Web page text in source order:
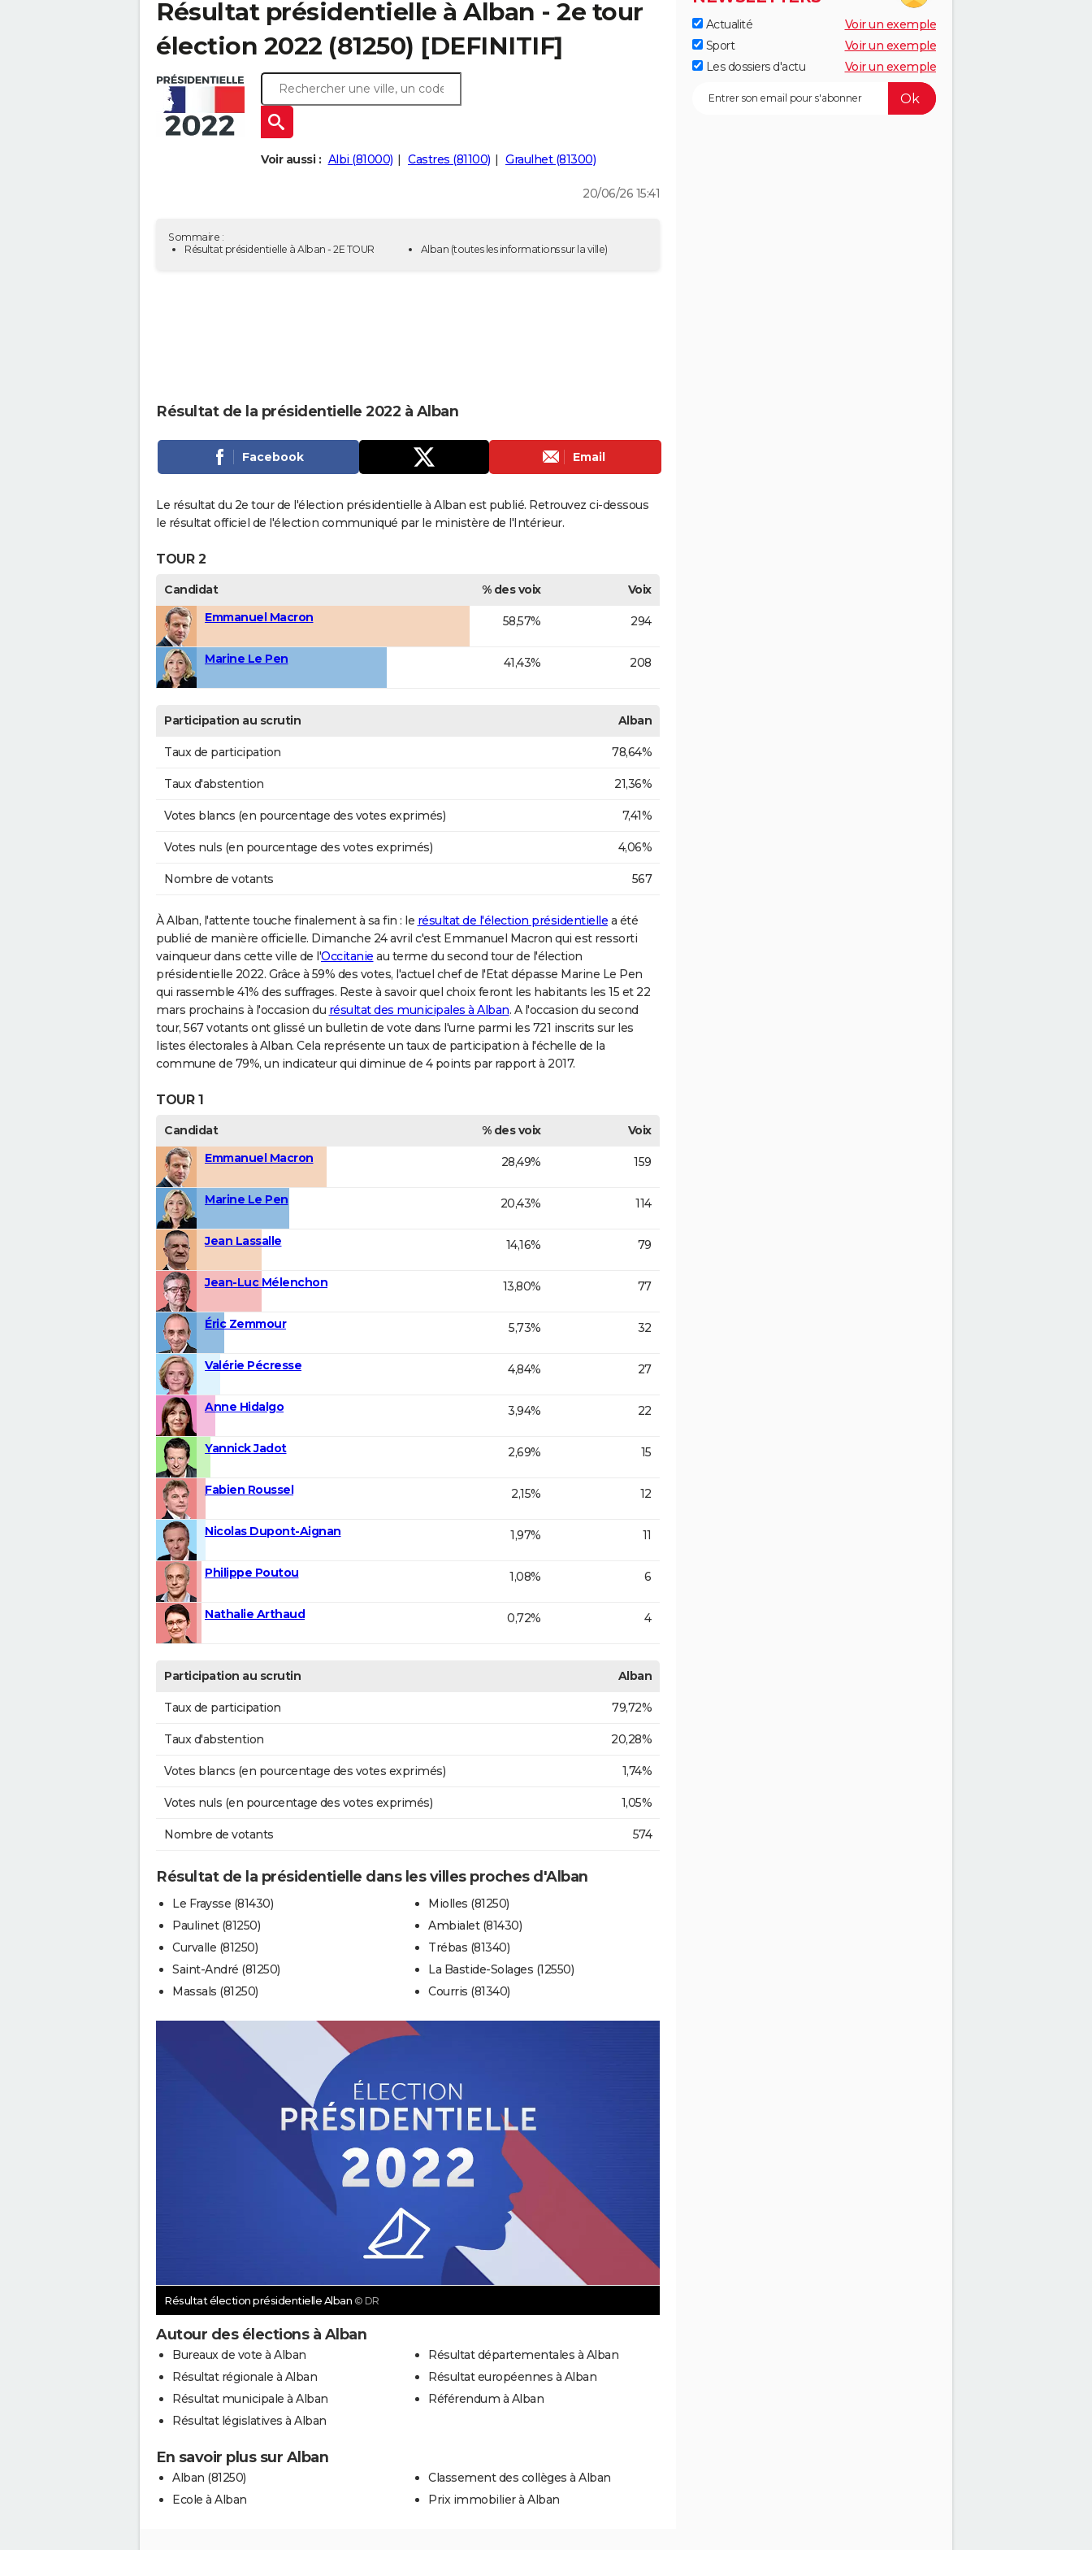
Résultat présidentielle à Alban - 2e tour
élection 2022 (81250) [DEFINITIF]
Voir aussi : Albi (81000) Castres (81100) Graulhet (81300)
20/06/26 15:41
Sommaire :
Résultat présidentielle à Alban - 2E TOUR
Alban (toutes les informations sur la ville)
Résultat de la présidentielle 2022 à Alban
Facebook Email
Le résultat du 2e tour de l'élection présidentielle à Alban est publié. Retrouvez ci-dessous
le résultat officiel de l'élection communiqué par le ministère de l'Intérieur.
TOUR 2
Candidat % des voix
Voix
Emmanuel Macron
58,57% 294
Marine Le Pen 41,43% 208
Participation au scrutin Alban
Taux de participation 78,64%
Taux d'abstention 21,36%
Votes blancs (en pourcentage des votes exprimés) 7,41%
Votes nuls (en pourcentage des votes exprimés) 4,06%
Nombre de votants 567
À Alban, l'attente touche finalement à sa fin : le résultat de l'élection présidentielle a été
publié de manière officielle. Dimanche 24 avril c'est Emmanuel Macron qui est ressorti
vainqueur dans cette ville de l'Occitanie au terme du second tour de l'élection
présidentielle 2022. Grâce à 59% des votes, l'actuel chef de l'Etat dépasse Marine Le Pen
qui rassemble 41% des suffrages. Reste à savoir quel choix feront les habitants les 15 et 22
mars prochains à l'occasion du résultat des municipales à Alban. A l'occasion du second
tour, 567 votants ont glissé un bulletin de vote dans l'urne parmi les 721 inscrits sur les
listes électorales à Alban. Cela représente un taux de participation à l'échelle de la
commune de 79%, un indicateur qui diminue de 4 points par rapport à 2017.
TOUR 1
Candidat % des voix
Voix
Emmanuel Macron
28,49% 159
Marine Le Pen 20,43% 114
Jean Lassalle 14,16% 79
Jean-Luc Mélenchon 13,80% 77
Éric Zemmour 5,73% 32
Valérie Pécresse 4,84% 27
Anne Hidalgo 3,94% 22
Yannick Jadot 2,69% 15
Fabien Roussel 2,15% 12
Nicolas Dupont-Aignan 1,97% 11
Philippe Poutou 1,08% 6
Nathalie Arthaud 0,72% 4
Participation au scrutin Alban
Taux de participation 79,72%
Taux d'abstention 20,28%
Votes blancs (en pourcentage des votes exprimés) 1,74%
Votes nuls (en pourcentage des votes exprimés) 1,05%
Nombre de votants 574
Résultat de la présidentielle dans les villes proches d'Alban
Le Fraysse (81430)
Paulinet (81250)
Curvalle (81250)
Saint-André (81250)
Massals (81250)
Miolles (81250)
Ambialet (81430)
Trébas (81340)
La Bastide-Solages (12550)
Courris (81340)
Résultat élection présidentielle Alban © DR
Autour des élections à Alban
Bureaux de vote à Alban
Résultat régionale à Alban
Résultat municipale à Alban
Résultat législatives à Alban
Résultat départementales à Alban
Résultat européennes à Alban
Référendum à Alban
En savoir plus sur Alban
Alban (81250)
Ecole à Alban
Classement des collèges à Alban
Prix immobilier à Alban
Actualité
Voir un exemple
Sport
Voir un exemple
Les dossiers d'actu
Voir un exemple